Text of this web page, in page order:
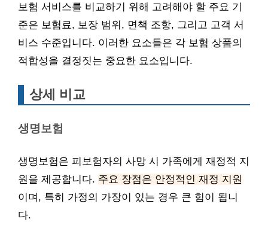
보험 서비스를 비교하기 위해 고려해야 할 주요 기
준은 보험료, 보장 범위, 면책 조항, 그리고 고객 서
비스 수준입니다. 이러한 요소들은 각 보험 상품의
적합성을 결정짓는 중요한 요소입니다.
상세 비교
생명보험
생명보험은 피보험자의 사망 시 가족에게 재정적 지
원을 제공합니다. 주요 장점은 안정적인 재정 지원
이며, 특히 가정의 가장이 있는 경우 큰 힘이 됩니
다.